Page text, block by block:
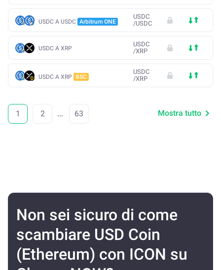
USDC A USDC Arbitrum ONE
USDC
/USDC
USDC A XRP
USDC
/XRP
USDC A XRP BSC
USDC
/XRP
1 2 ... 63 Mostra tutto
Non sei sicuro di come
scambiare USD Coin
(Ethereum) con ICON su